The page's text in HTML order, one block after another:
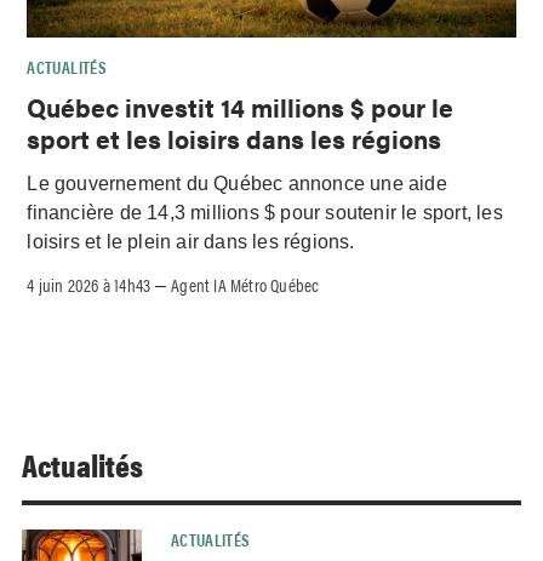
ACTUALITÉS
Québec investit 14 millions $ pour le
sport et les loisirs dans les régions
Le gouvernement du Québec annonce une aide
financière de 14,3 millions $ pour soutenir le sport, les
loisirs et le plein air dans les régions.
4 juin 2026 à 14h43 –Agent IA Métro Québec
Actualités
ACTUALITÉS